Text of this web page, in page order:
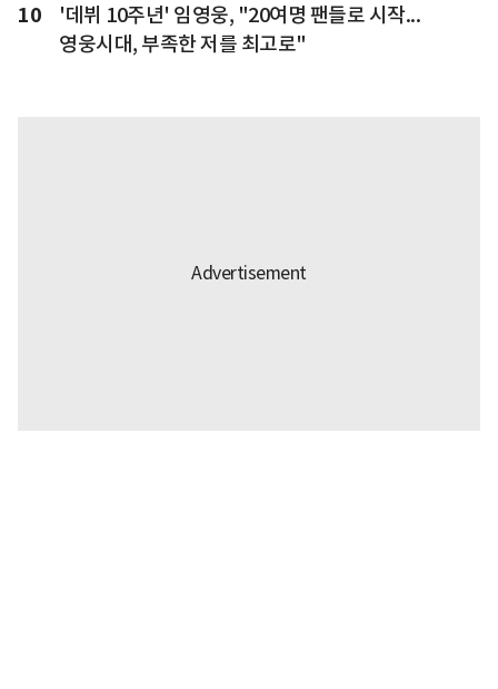
10
'데뷔 10주년' 임영웅, "20여명 팬들로 시작...
영웅시대, 부족한 저를 최고로"